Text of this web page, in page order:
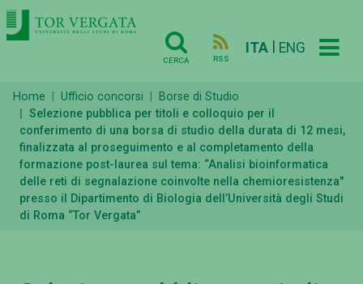
CERCA RSS
ITA ENG
Home Ufficio concorsi
Borse di Studio
Selezione pubblica per titoli e colloquio per il
conferimento di una borsa di studio della durata di 12 mesi,
finalizzata al proseguimento e al completamento della
formazione post-laurea sul tema: “Analisi bioinformatica
delle reti di segnalazione coinvolte nella chemioresistenza"
presso il Dipartimento di Biologia dell’Università degli Studi
di Roma “Tor Vergata”